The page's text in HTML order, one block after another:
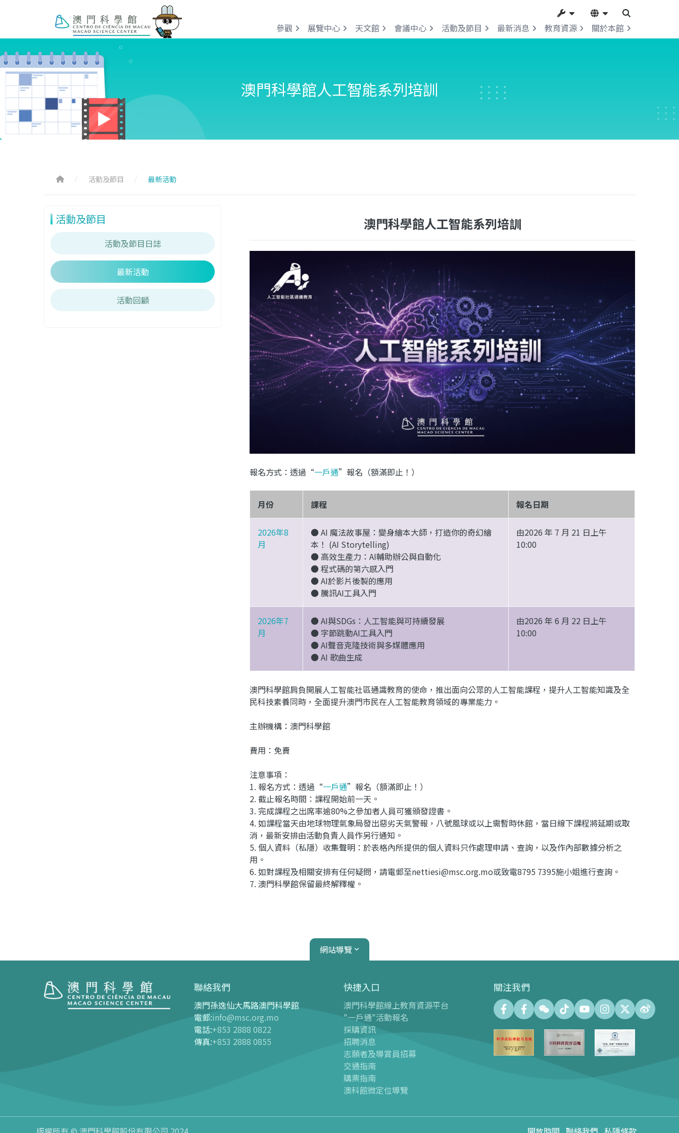
參觀 展覽中心 天文館 會議中心 活動及節目 最新消息 教育資源 關於本館
澳門科學館人工智能系列培訓
活動及節目 最新活動
活動及節目
活動及節目日誌
最新活動
活動回顧
澳門科學館人工智能系列培訓
報名方式：透過“一戶通”報名（額滿即止！）
月份 課程 報名日期
2026年8
月
● AI 魔法故事屋：變身繪本大師，打造你的奇幻繪
本！ (AI Storytelling)
● 高效生產力：AI輔助辦公與自動化
● 程式碼的第六感入門
● AI於影片後製的應用
● 騰訊AI工具入門
由2026 年 7 月 21 日上午
10:00
2026年7
月
● AI與SDGs：人工智能與可持續發展
● 字節跳動AI工具入門
● AI聲音克隆技術與多媒體應用
● AI 歌曲生成
由2026 年 6 月 22 日上午
10:00
澳門科學館肩負開展人工智能社區通識教育的使命，推出面向公眾的人工智能課程，提升人工智能知識及全
民科技素養同時，全面提升澳門市民在人工智能教育領域的專業能力。
主辦機構：澳門科學館
費用：免費
注意事項：
1. 報名方式：透過“一戶通”報名（額滿即止！）
2. 截止報名時間：課程開始前一天。
3. 完成課程之出席率逾80%之參加者人員可獲頒發證書。
4. 如課程當天由地球物理氣象局發出惡劣天氣警報，八號風球或以上需暫時休館，當日線下課程將延期或取
消，最新安排由活動負責人員作另行通知。
5. 個人資料（私隱）收集聲明：於表格內所提供的個人資料只作處理申請、查詢，以及作內部數據分析之
用。
6. 如對課程及相關安排有任何疑問，請電郵至nettiesi@msc.org.mo或致電8795 7395施小姐進行查詢。
7. 澳門科學館保留最終解釋權。
網站導覽
導覽圖
展覽中心
展覽中心介紹
長期展覽
- G06 生物多樣性廳
天文館
天文館介紹
球幕電影
- 最新球幕電影
- 過往球幕電影
球幕電影時間表
會議中心
會議廳 (最大容納500人)
會議室 (最大容納140人)
會展聯絡方式
聯絡我們
澳門孫逸仙大馬路澳門科學館
電郵:info@msc.org.mo
電話:+853 2888 0822
傳真:+853 2888 0855
快捷入口
澳門科學館線上教育資源平台
"一戶通"活動報名
採購資訊
招聘消息
志願者及導賞員招募
交通指南
購票指南
澳科館微定位導覽
關注我們